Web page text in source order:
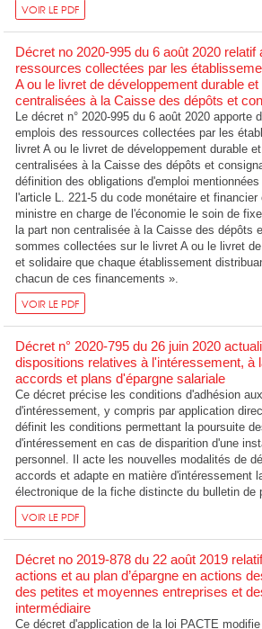
VOIR LE PDF
Décret no 2020-995 du 6 août 2020 relatif
ressources collectées par les
A ou le livret de développement durable
centralisées à la Caisse des dépôts et
Le décret n° 2020-995 du 6 août 2020 apporte
emplois des ressources collectées par les
livret A ou le livret de développement durable
centralisées à la Caisse des dépôts et
définition des obligations d'emploi
l'article L. 221-5 du code monétaire et
ministre en charge de l'économie le soin de
la part non centralisée à la Caisse des dépôts
sommes collectées sur le livret A ou le livret
et solidaire que chaque établissement
chacun de ces financements ».
VOIR LE PDF
Décret n° 2020-795 du 26 juin 2020
dispositions relatives à l'intéressement, à
accords et plans d'épargne salariale
Ce décret précise les conditions d'adhésion
d'intéressement, y compris par application
définit les conditions permettant la poursuite
d'intéressement en cas de disparition d'une
personnel. Il acte les nouvelles modalités de
accords et adapte en matière d'intéressement
électronique de la fiche distincte du bulletin de
VOIR LE PDF
Décret no 2019-878 du 22 août 2019
actions et au plan d’épargne en actions
des petites et moyennes entreprises et
intermédiaire
Ce décret d'application de la loi PACTE